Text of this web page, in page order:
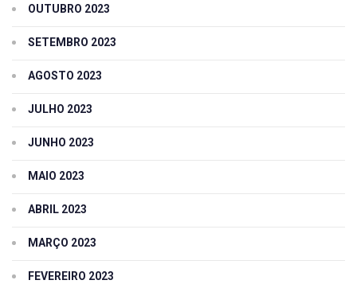
OUTUBRO 2023
SETEMBRO 2023
AGOSTO 2023
JULHO 2023
JUNHO 2023
MAIO 2023
ABRIL 2023
MARÇO 2023
FEVEREIRO 2023